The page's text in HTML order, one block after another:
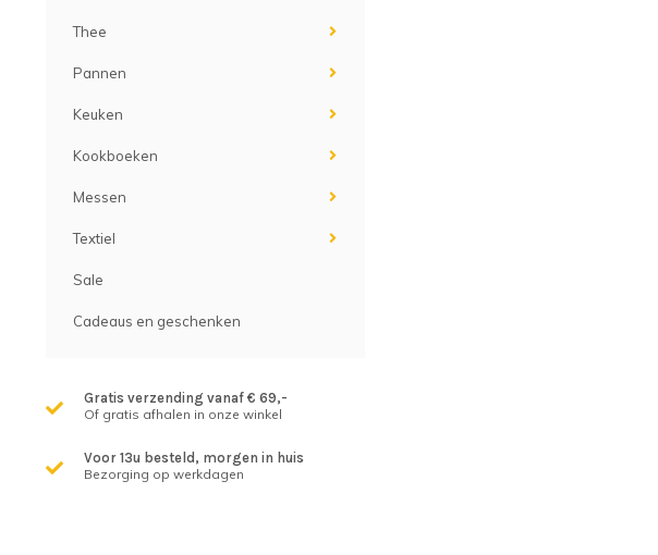
Thee
Pannen
Keuken
Kookboeken
Messen
Textiel
Sale
Cadeaus en geschenken
Gratis verzending vanaf € 69,-
Of gratis afhalen in onze winkel
Voor 13u besteld, morgen in huis
Bezorging op werkdagen